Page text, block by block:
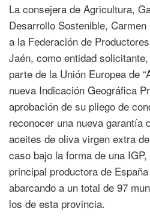
La consejera de Agricultura,
Desarrollo Sostenible,
a la Federación de
Jaén, como entidad
parte de la Unión Europea de
nueva Indicación Geográfica
aprobación de su pliego de
reconocer una nueva garantía
aceites de oliva virgen extra
caso bajo la forma de una
principal productora de
abarcando a un total de 97
los de esta provincia.